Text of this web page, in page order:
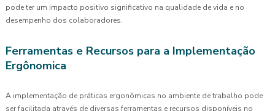
pode ter um impacto positivo significativo na qualidade de vida e no
desempenho dos colaboradores.
Ferramentas e Recursos para a Implementação
Ergônomica
A implementação de práticas ergonômicas no ambiente de trabalho pode
ser facilitada através de diversas ferramentas e recursos disponíveis no